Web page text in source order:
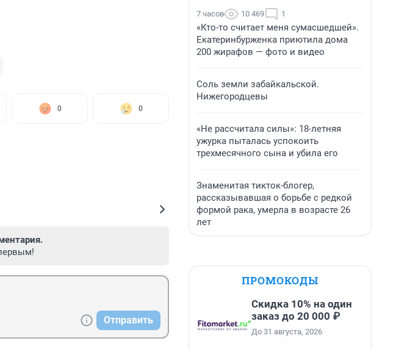
0 0
Отправить
7 часов 10 469 1
«Кто-то считает меня сумасшедшей».
Екатеринбурженка приютила дома
200 жирафов — фото и видео
Соль земли забайкальской.
Нижегородцевы
«Не рассчитала силы»: 18-летняя
ужурка пыталась успокоить
трехмесячного сына и убила его
Знаменитая тикток-блогер,
рассказывавшая о борьбе с редкой
формой рака, умерла в возрасте 26
лет
ПРОМОКОДЫ
Скидка 10% на один
заказ до 20 000 ₽
До 31 августа, 2026